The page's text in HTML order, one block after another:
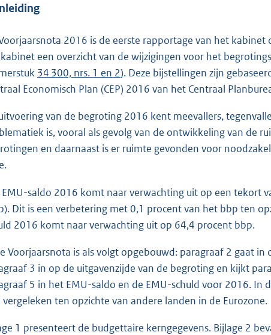
5
M
b
2016 is de eerste rapportage van het
een overzicht van de wijzigingen voor het
34 300, nrs. 1 en 2). Deze bijstellingen zijn
Economisch Plan (CEP) 2016 van het Centraal
van de begroting 2016 kent meevallers,
is, vooral als gevolg van de ontwikkeling van de
en daarnaast is er ruimte gevonden voor
EMU-saldo 2016 komt naar verwachting uit op een tekort
Dit is een verbetering met 0,1 procent van het bbp ten
2016 komt naar verwachting uit op 64,4 procent bbp.
Voorjaarsnota is als volgt opgebouwd: paragraaf 2 gaat
3 in op de uitgavenzijde van de begroting en kijkt
5 in het EMU-saldo en de EMU-schuld voor 2016. In
vergeleken ten opzichte van andere landen in de Eurozone.
1 presenteert de budgettaire kerngegevens. Bijlage 2